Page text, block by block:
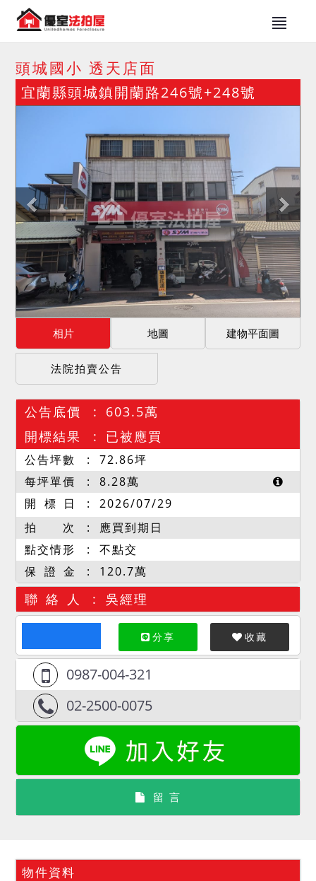
頭城國小 透天店面
宜蘭縣頭城鎮開蘭路246號+248號
相片 地圖 建物平面圖
法院拍賣公告
公告底價
603.5萬
開標結果
已被應買
公告坪數 72.86坪
每坪單價
8.28萬
開 標 日
2026/07/29
拍 次
應買到期日
點交情形
不點交
保 證 金
120.7萬
聯 絡 人 吳經理
分享 收藏
0987-004-321
02-2500-0075
留 言
物件資料